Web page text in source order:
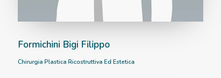
Formichini Bigi Filippo
Chirurgia Plastica Ricostruttiva Ed Estetica